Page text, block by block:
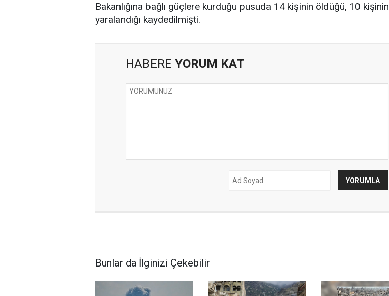
Bakanlığına bağlı güçlere kurduğu pusuda 14 kişinin öldüğü, 10 kişinin
yaralandığı kaydedilmişti.
HABERE YORUM KAT
Bunlar da İlginizi Çekebilir